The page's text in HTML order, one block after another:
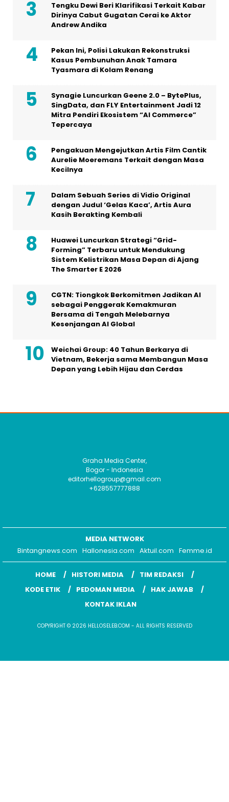
Tengku Dewi Beri Klarifikasi Terkait Kabar
Dirinya Cabut Gugatan Cerai ke Aktor
Andrew Andika
Pekan Ini, Polisi Lakukan Rekonstruksi
Kasus Pembunuhan Anak Tamara
Tyasmara di Kolam Renang
Synagie Luncurkan Geene 2.0 – BytePlus,
SingData, dan FLY Entertainment Jadi 12
Mitra Pendiri Ekosistem “AI Commerce”
Tepercaya
Pengakuan Mengejutkan Artis Film Cantik
Aurelie Moeremans Terkait dengan Masa
Kecilnya
Dalam Sebuah Series di Vidio Original
dengan Judul ‘Gelas Kaca’, Artis Aura
Kasih Berakting Kembali
Huawei Luncurkan Strategi “Grid-
Forming” Terbaru untuk Mendukung
Sistem Kelistrikan Masa Depan di Ajang
The Smarter E 2026
CGTN: Tiongkok Berkomitmen Jadikan AI
sebagai Penggerak Kemakmuran
Bersama di Tengah Melebarnya
Kesenjangan AI Global
Weichai Group: 40 Tahun Berkarya di
Vietnam, Bekerja sama Membangun Masa
Depan yang Lebih Hijau dan Cerdas
Graha Media Center,
Bogor - Indonesia
editorhellogroup@gmail.com
+628557777888
MEDIA NETWORK
Bintangnews.com Hallonesia.com Aktuil.com Femme.id
HOME HISTORI MEDIA
TIM REDAKSI
KODE ETIK
PEDOMAN MEDIA
HAK JAWAB
KONTAK IKLAN
COPYRIGHT © 2026 HELLOSELEB.COM - ALL RIGHTS RESERVED